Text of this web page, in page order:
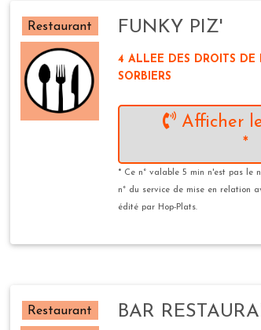
Restaurant FUNKY PIZ'
4 ALLEE DES DROITS
SORBIERS
Afficher
*
* Ce n° valable 5 min n'est pas le
n° du service de mise en relation
édité par Hop-Plats.
Restaurant BAR